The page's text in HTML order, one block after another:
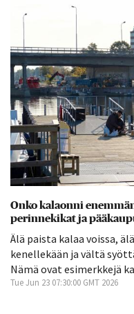
Onko kalaonni
perinnekikat ja
Älä paista kalaa voissa,
kenellekään ja vältä
Nämä ovat esimerkkejä
Tue Jun 23 07:30:00 GMT 2026